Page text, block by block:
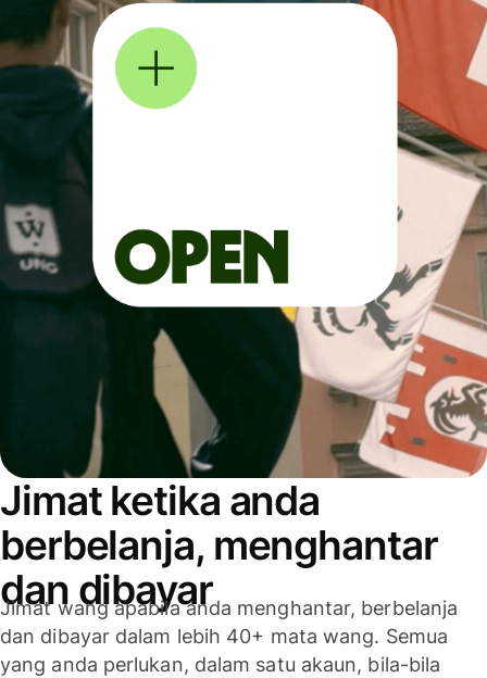
Jimat ketika anda
berbelanja, menghantar
dan dibayar
Jimat wang apabila anda menghantar, berbelanja
dan dibayar dalam lebih 40+ mata wang. Semua
yang anda perlukan, dalam satu akaun, bila-bila